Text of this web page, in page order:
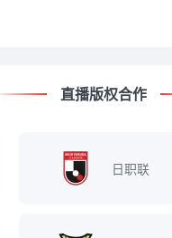
直播版权合作
日职联